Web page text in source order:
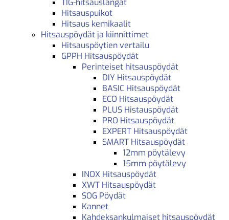
Hitsauspuikot
Hitsaus kemikaalit
Hitsauspöydät ja kiinnittimet
Hitsauspöytien vertailu
GPPH Hitsauspöydät
Perinteiset hitsauspöydät
DIY Hitsauspöydät
BASIC Hitsauspöydät
ECO Hitsauspöydät
PLUS Histauspöydät
PRO Hitsauspöydät
EXPERT Hitsauspöydät
SMART Hitsauspöydät
12mm pöytälevy
15mm pöytälevy
INOX Hitsauspöydät
XWT Hitsauspöydät
SOG Pöydät
Kannet
Kahdeksankulmaiset hitsauspöydät